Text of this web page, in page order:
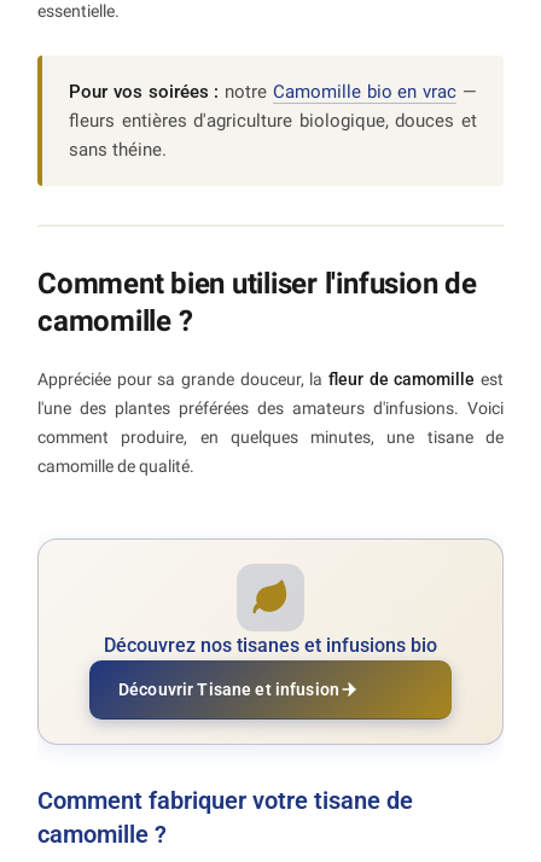
essentielle.
Pour vos soirées : notre Camomille bio en vrac —
fleurs entières d'agriculture biologique, douces et
sans théine.
Comment bien utiliser l'infusion de
camomille ?
Appréciée pour sa grande douceur, la fleur de camomille est
l'une des plantes préférées des amateurs d'infusions. Voici
comment produire, en quelques minutes, une tisane de
camomille de qualité.
Découvrez nos tisanes et infusions bio
Découvrir Tisane et infusion
Comment fabriquer votre tisane de
camomille ?